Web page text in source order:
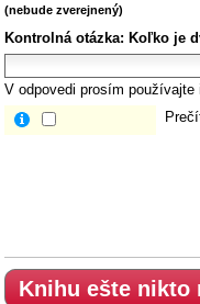
(nebude zverejnený)
Kontrolná otázka: Koľko je
V odpovedi prosím
Knihu ešte nikto